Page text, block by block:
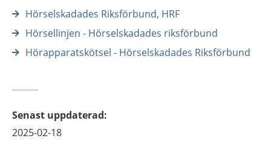
Hörselskadades Riksförbund, HRF
Hörsellinjen - Hörselskadades riksförbund
Hörapparatskötsel - Hörselskadades Riksförbund
Senast uppdaterad:
2025-02-18